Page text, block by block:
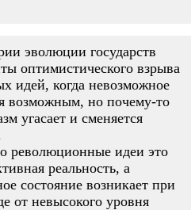
эволюции государств
оптимистического взрыва
идей, когда невозможное
возможным, но почему-то
угасает и сменяется
революционные идеи это
реальность, а
состояние возникает при
от невысокого уровня